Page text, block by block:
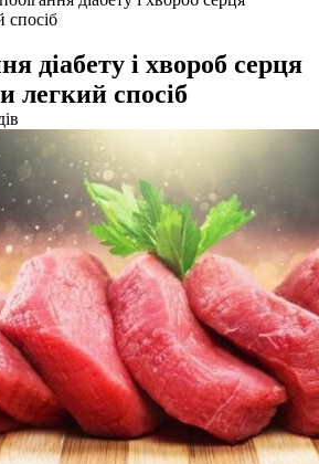
спосіб
діабету і хвороб серця
легкий спосіб